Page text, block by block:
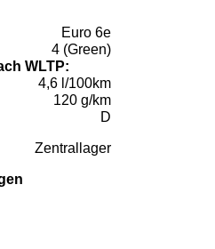
Euro 6e
4 (Green)
WLTP:
4,6 l/100km
120 g/km
D
Zentrallager